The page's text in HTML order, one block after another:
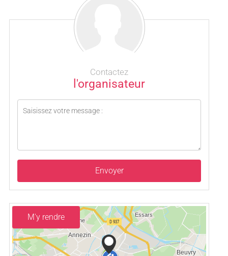
Contactez
l'organisateur
Envoyer
M'y rendre